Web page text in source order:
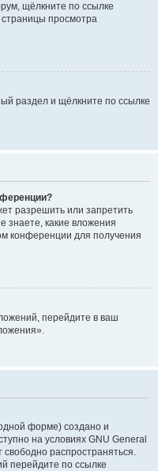
щёлкните по ссылке
просмотра
раздел и щёлкните по ссылке
разрешить или запретить
знаете, какие вложения
конференции для получения
перейдите в ваш
форме) создано и
на условиях GNU General
распространяться.
перейдите по ссылке